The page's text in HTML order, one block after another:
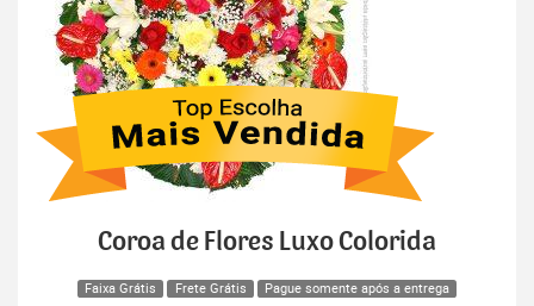
Coroa de Flores Luxo Colorida
Faixa Grátis Frete Grátis Pague somente após a entrega